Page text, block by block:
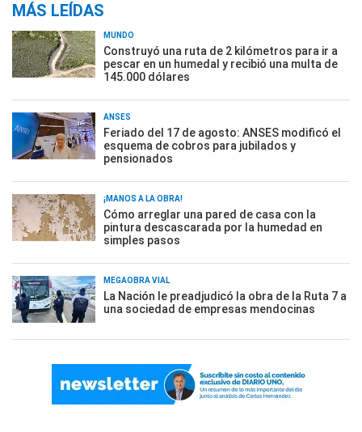
MÁS LEÍDAS
MUNDO
Construyó una ruta de 2 kilómetros para ir a
pescar en un humedal y recibió una multa de
145.000 dólares
ANSES
Feriado del 17 de agosto: ANSES modificó el
esquema de cobros para jubilados y
pensionados
¡MANOS A LA OBRA!
Cómo arreglar una pared de casa con la
pintura descascarada por la humedad en
simples pasos
MEGAOBRA VIAL
La Nación le preadjudicó la obra de la Ruta 7 a
una sociedad de empresas mendocinas